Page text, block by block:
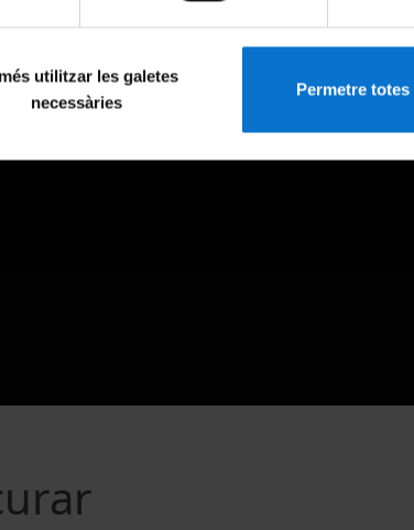
utilitzar les galetes
necessàries
Permetre totes